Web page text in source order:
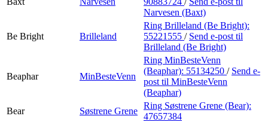
Narvesen (Baxt)
Be Bright Brilleland
Ring Brilleland (Be Bright):
55221555 / Send e-post til
Brilleland (Be Bright)
Beaphar MinBesteVenn
Ring MinBesteVenn
(Beaphar): 55134250 / Send e-
post til MinBesteVenn
(Beaphar)
Bear
Søstrene Grene
Ring Søstrene Grene (Bear):
47657384